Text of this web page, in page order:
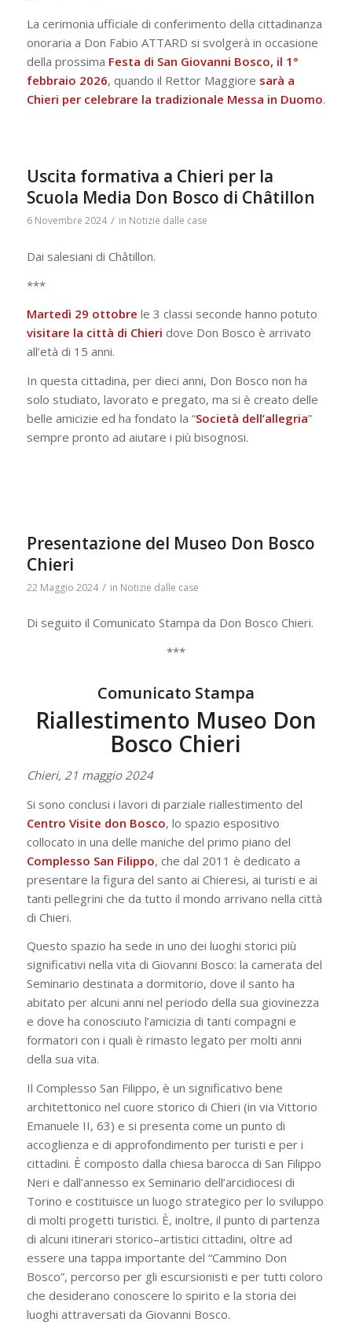
La cerimonia ufficiale di conferimento della cittadinanza
onoraria a Don Fabio ATTARD si svolgerà in occasione
della prossima Festa di San Giovanni Bosco, il 1°
febbraio 2026, quando il Rettor Maggiore sarà a
Chieri per celebrare la tradizionale Messa in Duomo.
Uscita formativa a Chieri per la
Scuola Media Don Bosco di Châtillon
6 Novembre 2024 / in Notizie dalle case
Dai salesiani di Châtillon.
***
Martedì 29 ottobre le 3 classi seconde hanno potuto
visitare la città di Chieri dove Don Bosco è arrivato
all’età di 15 anni.
In questa cittadina, per dieci anni, Don Bosco non ha
solo studiato, lavorato e pregato, ma si è creato delle
belle amicizie ed ha fondato la “Società dell’allegria”
sempre pronto ad aiutare i più bisognosi.
Presentazione del Museo Don Bosco
Chieri
22 Maggio 2024 / in Notizie dalle case
Di seguito il Comunicato Stampa da Don Bosco Chieri.
***
Comunicato Stampa
Riallestimento Museo Don
Bosco Chieri
Chieri, 21 maggio 2024
Si sono conclusi i lavori di parziale riallestimento del
Centro Visite don Bosco, lo spazio espositivo
collocato in una delle maniche del primo piano del
Complesso San Filippo, che dal 2011 è dedicato a
presentare la figura del santo ai Chieresi, ai turisti e ai
tanti pellegrini che da tutto il mondo arrivano nella città
di Chieri.
Questo spazio ha sede in uno dei luoghi storici più
significativi nella vita di Giovanni Bosco: la camerata del
Seminario destinata a dormitorio, dove il santo ha
abitato per alcuni anni nel periodo della sua giovinezza
e dove ha conosciuto l’amicizia di tanti compagni e
formatori con i quali è rimasto legato per molti anni
della sua vita.
Il Complesso San Filippo, è un significativo bene
architettonico nel cuore storico di Chieri (in via Vittorio
Emanuele II, 63) e si presenta come un punto di
accoglienza e di approfondimento per turisti e per i
cittadini. È composto dalla chiesa barocca di San Filippo
Neri e dall’annesso ex Seminario dell’arcidiocesi di
Torino e costituisce un luogo strategico per lo sviluppo
di molti progetti turistici. È, inoltre, il punto di partenza
di alcuni itinerari storico–artistici cittadini, oltre ad
essere una tappa importante del “Cammino Don
Bosco”, percorso per gli escursionisti e per tutti coloro
che desiderano conoscere lo spirito e la storia dei
luoghi attraversati da Giovanni Bosco.